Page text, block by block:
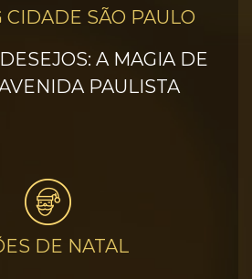
CIDADE SÃO PAULO
A MAGIA DE
PAULISTA
DE NATAL